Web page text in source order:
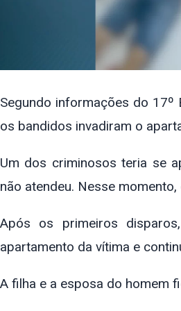
Segundo informações do 17º
os bandidos invadiram o
Um dos criminosos teria se
não atendeu. Nesse
Após os primeiros
apartamento da vítima e
A filha e a esposa do homem